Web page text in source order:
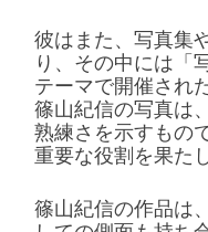
彼はまた、写真集
り、その中には「
テーマで開催され
篠山紀信の写真は
熟練さを示すもの
重要な役割を果た
篠山紀信の作品は